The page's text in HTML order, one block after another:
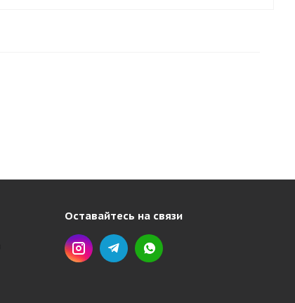
Оставайтесь на связи